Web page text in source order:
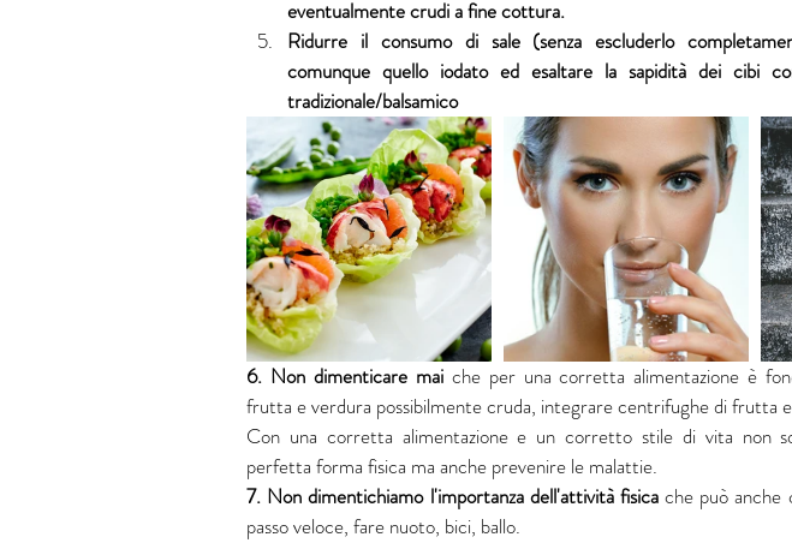
eventualmente crudi a fine cottura.
Ridurre il consumo di sale (senza escluderlo
comunque quello iodato ed esaltare la sapidità dei cibi
tradizionale/balsamico
6. Non dimenticare mai che per una corretta alimentazione è
frutta e verdura possibilmente cruda, integrare centrifughe di frutta
Con una corretta alimentazione e un corretto stile di vita non
perfetta forma fisica ma anche prevenire le malattie.
7. Non dimentichiamo l'importanza dell'attività fisica che può anche
passo veloce, fare nuoto, bici, ballo.